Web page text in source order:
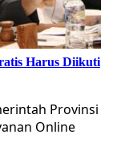
Harus Diikuti
Provinsi
Online